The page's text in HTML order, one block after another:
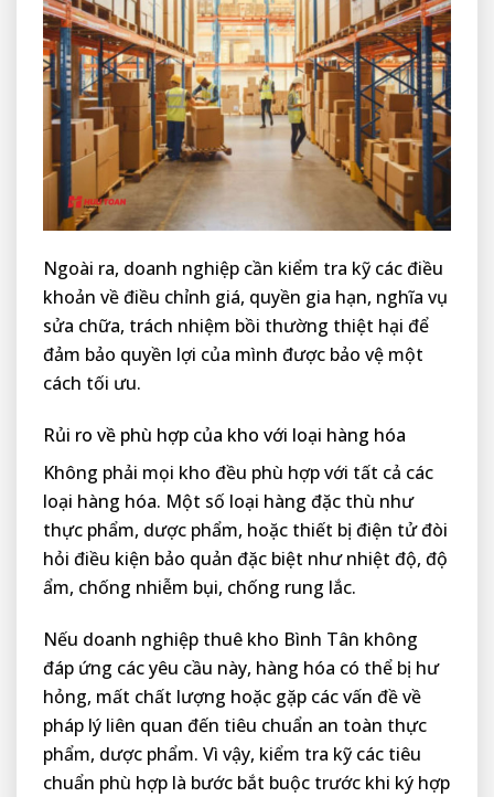
Ngoài ra, doanh nghiệp cần kiểm tra kỹ các điều
khoản về điều chỉnh giá, quyền gia hạn, nghĩa vụ
sửa chữa, trách nhiệm bồi thường thiệt hại để
đảm bảo quyền lợi của mình được bảo vệ một
cách tối ưu.
Rủi ro về phù hợp của kho với loại hàng hóa
Không phải mọi kho đều phù hợp với tất cả các
loại hàng hóa. Một số loại hàng đặc thù như
thực phẩm, dược phẩm, hoặc thiết bị điện tử đòi
hỏi điều kiện bảo quản đặc biệt như nhiệt độ, độ
ẩm, chống nhiễm bụi, chống rung lắc.
Nếu doanh nghiệp thuê kho Bình Tân không
đáp ứng các yêu cầu này, hàng hóa có thể bị hư
hỏng, mất chất lượng hoặc gặp các vấn đề về
pháp lý liên quan đến tiêu chuẩn an toàn thực
phẩm, dược phẩm. Vì vậy, kiểm tra kỹ các tiêu
chuẩn phù hợp là bước bắt buộc trước khi ký hợp